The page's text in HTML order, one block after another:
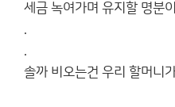
세금 녹여가며 유지할 명분
.
.
솔까 비오는건 우리 할머니